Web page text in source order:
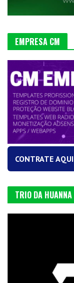
EMPRESA CM
CONTRATE AQUI
TRIO DA HUANNA